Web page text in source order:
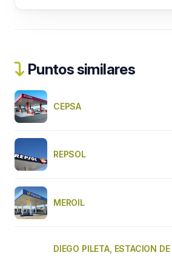
Puntos similares
CEPSA
REPSOL
MEROIL
DIEGO PILETA, ESTACION DE